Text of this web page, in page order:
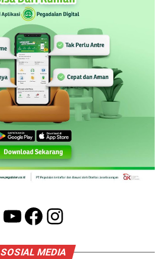
YouTube
Facebook
Instagram
SOSIAL MEDIA